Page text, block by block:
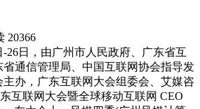
20366
26日，由广州市人民政府、广东省互
通信管理局、中国互联网协会指导发
办，广东互联网大会组委会、艾媒咨
互联网大会暨全球移动互联网 CEO